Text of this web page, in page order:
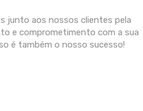
junto aos nossos clientes pela
e comprometimento com a sua
é também o nosso sucesso!